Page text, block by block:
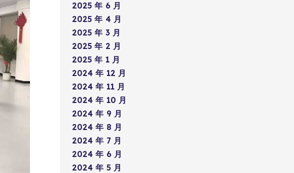
2025 年 6 月
2025 年 4 月
2025 年 3 月
2025 年 2 月
2025 年 1 月
2024 年 12 月
2024 年 11 月
2024 年 10 月
2024 年 9 月
2024 年 8 月
2024 年 7 月
2024 年 6 月
2024 年 5 月